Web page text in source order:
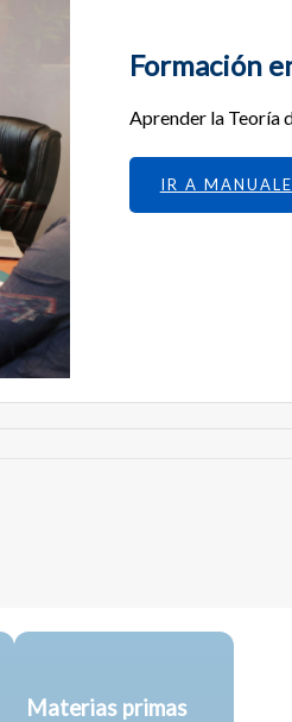
Formación
Aprender la Teoría
IR A
Materias primas